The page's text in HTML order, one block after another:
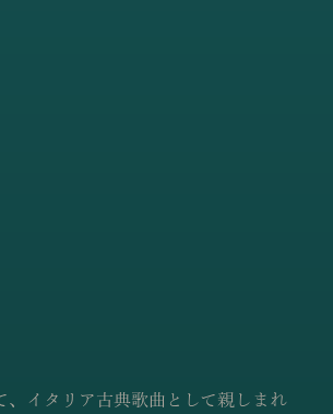
、イタリア古典歌曲として親しまれ